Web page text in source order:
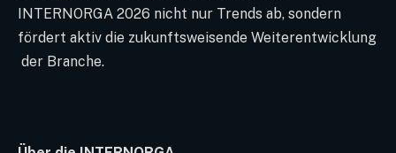
INTERNORGA 2026 nicht nur Trends ab, sondern
fördert aktiv die zukunftsweisende Weiterentwicklung
der Branche.